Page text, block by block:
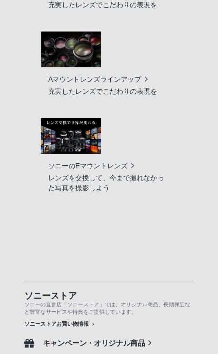
充実したレンズでこだわりの表現を
Aマウントレンズラインアップ
充実したレンズでこだわりの表現を
ソニーのEマウントレンズ
レンズを交換して、今まで撮れなかっ
た写真を撮影しよう
ソニーストア
ソニーの直営店「ソニーストア」では、オリジナル商品、長期保証な
ど豊富なサービスや特典をご提供しています。
ソニーストアお買い物情報
キャンペーン・オリジナル商品